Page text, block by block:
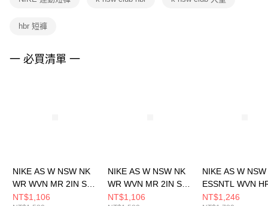
３．未成年的使用者請事先徵得法定代理人或監護人之同意方可使用
４．使用「AFTEE先享後付」時，將依據個別帳號之用戶狀況，依本公司即
hbr 短褲
一 必買清單 一
NIKE AS W NSW NK
WR WVN MR 2IN SH
女 短褲 FV7501423
NT$1,106
NIKE AS W NSW NK
WR WVN MR 2IN SH
女 短褲 FV7501320
NT$1,106
NIKE AS W NSW
ESSNTL WVN
CRGO 女 短褲
NT$1,246